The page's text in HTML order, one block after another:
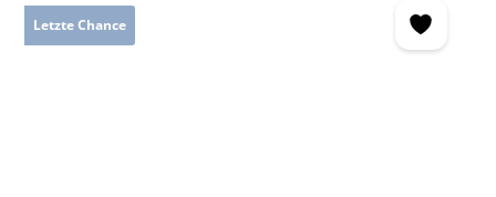
Letzte Chance